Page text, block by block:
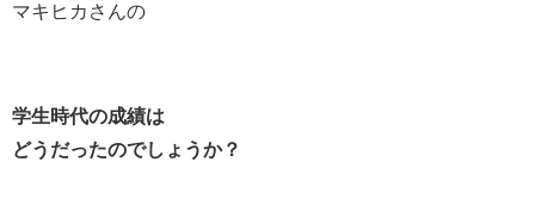
マキヒカさんの
学生時代の成績は
どうだったのでしょうか？